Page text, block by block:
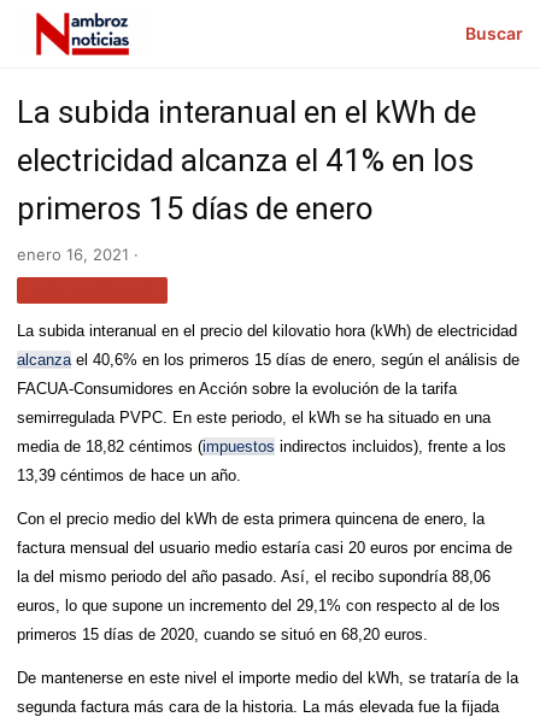
Buscar
La subida interanual en el kWh de
electricidad alcanza el 41% en los
primeros 15 días de enero
enero 16, 2021 ·
La subida interanual en el precio del kilovatio hora (kWh) de electricidad
alcanza el 40,6% en los primeros 15 días de enero, según el análisis de
FACUA-Consumidores en Acción sobre la evolución de la tarifa
semirregulada PVPC. En este periodo, el kWh se ha situado en una
media de 18,82 céntimos (impuestos indirectos incluidos), frente a los
13,39 céntimos de hace un año.
Con el precio medio del kWh de esta primera quincena de enero, la
factura mensual del usuario medio estaría casi 20 euros por encima de
la del mismo periodo del año pasado. Así, el recibo supondría 88,06
euros, lo que supone un incremento del 29,1% con respecto al de los
primeros 15 días de 2020, cuando se situó en 68,20 euros.
De mantenerse en este nivel el importe medio del kWh, se trataría de la
segunda factura más cara de la historia. La más elevada fue la fijada